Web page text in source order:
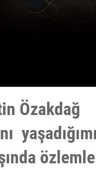
Özakdağ
özlemle